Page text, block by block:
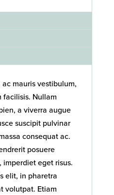
mauris vestibulum,
Nullam
a viverra augue
suscipit pulvinar
consequat ac.
posuere
eget risus.
elit, in pharetra
volutpat. Etiam